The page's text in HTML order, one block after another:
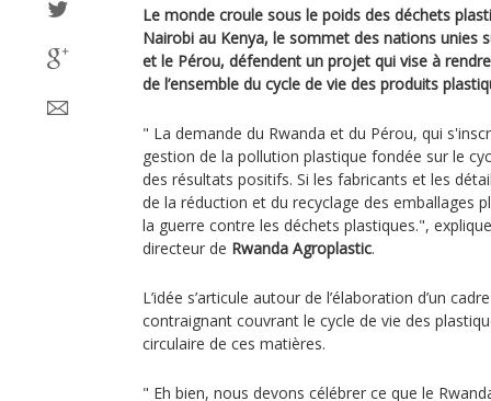
Le monde croule sous le poids des déchets
Nairobi au Kenya, le sommet des nations unies
et le Pérou, défendent un projet qui vise à
de l’ensemble du cycle de vie des produits
" La demande du Rwanda et du Pérou, qui
gestion de la pollution plastique fondée sur le
des résultats positifs. Si les fabricants et les
de la réduction et du recyclage des emballages
la guerre contre les déchets plastiques.", explique
directeur de Rwanda Agroplastic.
L’idée s’articule autour de l’élaboration d’un
contraignant couvrant le cycle de vie des
circulaire de ces matières.
" Eh bien, nous devons célébrer ce que le